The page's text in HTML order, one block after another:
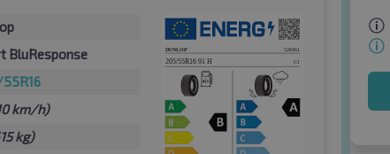
BluResponse
km/h)
kg)